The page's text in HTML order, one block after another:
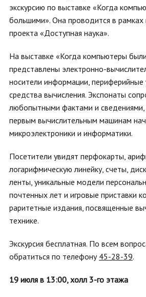
экскурсию по выставке «Когда
большими». Она проводится в рамках
проекта «Доступная наука».
На выставке «Когда компьютеры
представлены электронно-
носители информации, периферийные
средства вычисления. Экспонаты
любопытными фактами и
первым вычислительным машинам
микроэлектроники и информатики.
Посетители увидят перфокарты,
логарифмическую линейку, счеты,
ленты, уникальные модели
почтенных лет и игровые приставки
раритетные издания, посвященные
технике.
Экскурсия бесплатная. По всем
обратиться по телефону 45-28-39.
19 июля в 13:00, холл 3-го этажа